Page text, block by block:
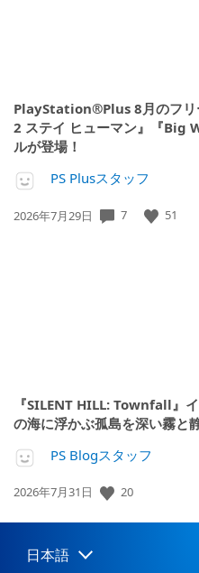
PlayStation®Plus 8月のフリ
2 ステイ ヒューマン』『Big
ルが登場！
PS Plusスタッフ
公
2026年7月29日 7 51
『SILENT HILL: Townfall』
の海に浮かぶ孤島を深い霧と
PS Blogスタッフ
公
日:
2026年7月31日 20
Select
Current
日本語